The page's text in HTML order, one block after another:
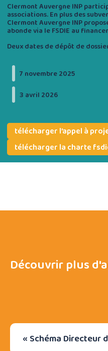
Clermont Auvergne INP
associations. En plus des
Clermont Auvergne INP
abonde via le FSDIE au
Deux dates de dépôt de
7 novembre 2025
3 avril 2026
télécharger l’appel à
télécharger la charte
Découvrir plus
« Schéma Directeur